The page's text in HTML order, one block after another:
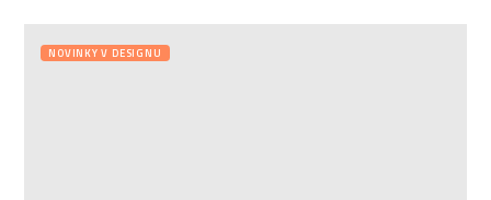
NOVINKY V DESIGNU